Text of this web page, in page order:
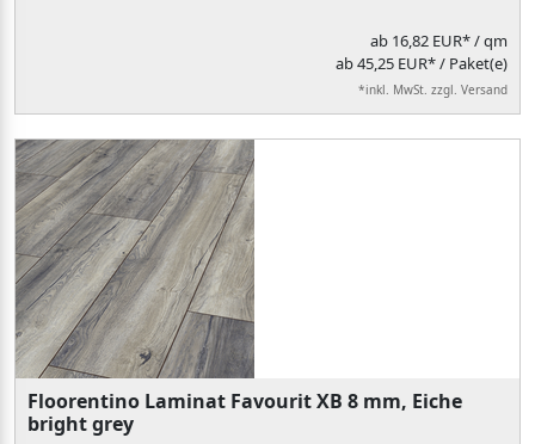
ab 16,82 EUR*/ qm
ab 45,25 EUR* / Paket(e)
*inkl. MwSt. zzgl. Versand
Floorentino Laminat Favourit XB 8 mm, Eiche
bright grey